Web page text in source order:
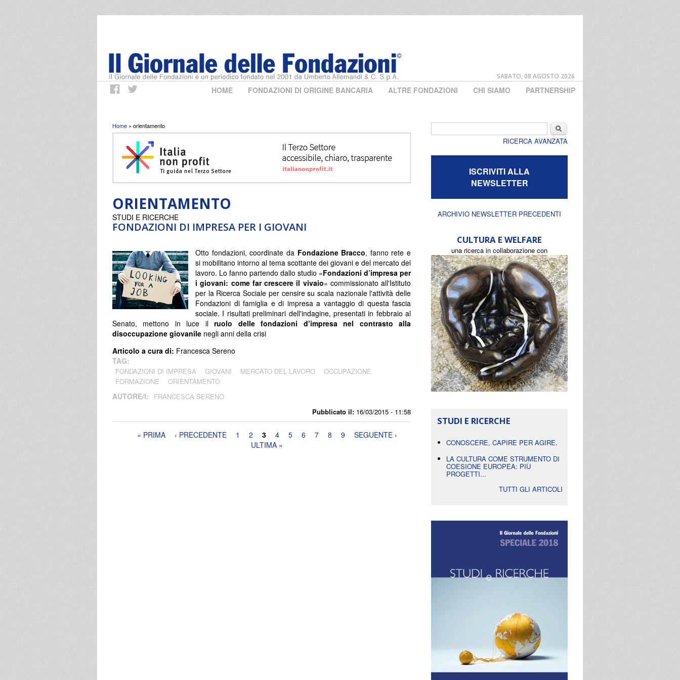
SABATO, 08 AGOSTO 2026
HOME FONDAZIONI DI ORIGINE BANCARIA ALTRE FONDAZIONI CHI SIAMO PARTNERSHIP
Tu sei qui
Home » orientamento
ORIENTAMENTO
FONDAZIONI DI IMPRESA PER I GIOVANI
Pubblicato il: 16/03/2015 - 11:58
STUDI E RICERCHE
Otto fondazioni, coordinate da Fondazione Bracco, fanno rete e
si mobilitano intorno al tema scottante dei giovani e del mercato del
lavoro. Lo fanno partendo dallo studio «Fondazioni d’impresa per
i giovani: come far crescere il vivaio» commissionato all'Istituto
per la Ricerca Sociale per censire su scala nazionale l'attività delle
Fondazioni di famiglia e di impresa a vantaggio di questa fascia
sociale. I risultati preliminari dell'indagine, presentati in febbraio al
Senato, mettono in luce ilruolo delle fondazioni d’impresa nel contrasto alla
disoccupazione giovanile negli anni della crisi
Articolo a cura di: Francesca Sereno
TAG:
FONDAZIONI DI IMPRESA GIOVANI MERCATO DEL LAVORO
OCCUPAZIONE
FORMAZIONE
ORIENTAMENTO
AUTORE/I: FRANCESCA SERENO
Pagine« PRIMA ‹ PRECEDENTE 1 2 3 4 5 6 7 8 9
SEGUENTE ›
ULTIMA »
Cerca
RICERCA AVANZATA
ISCRIVITI ALLA
NEWSLETTER
ARCHIVIO NEWSLETTER PRECEDENTI
CULTURA E WELFARE
una ricerca in collaborazione con
STUDI E RICERCHE
CONOSCERE, CAPIRE PER AGIRE.
LA CULTURA COME STRUMENTO DI
COESIONE EUROPEA: PIÙ
PROGETTI...
TUTTI GLI ARTICOLI